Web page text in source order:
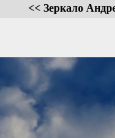
<< Зеркало